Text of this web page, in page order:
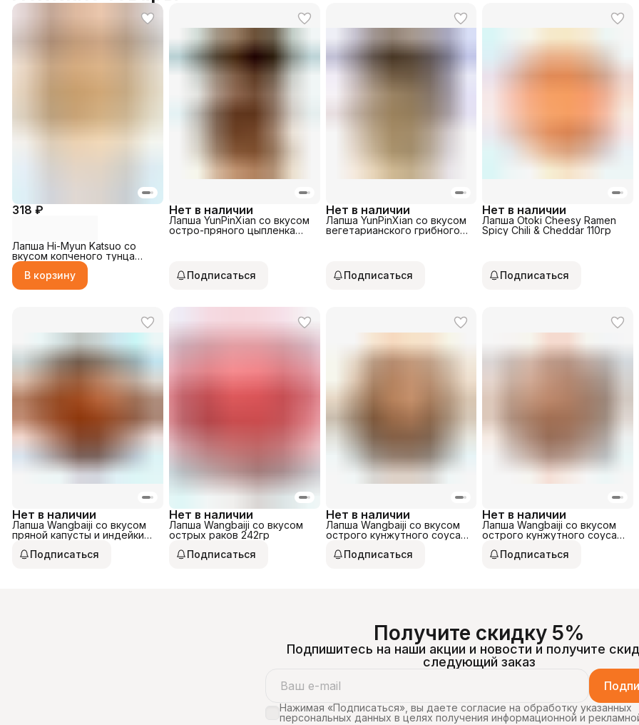
318 ₽
Лапша Hi-Myun Katsuo со
вкусом копченого тунца
230гр
В корзину
Нет в наличии
Лапша YunPinXian со вкусом
остро-пряного цыпленка
Подписаться
Нет в наличии
Лапша YunPinXian со вкусом
вегетарианского грибного
Подписаться
Нет в наличии
Лапша Otoki Cheesy Ramen
Spicy Chili & Cheddar 110гр
Подписаться
Нет в наличии
Лапша Wangbaiji со вкусом
пряной капусты и индейки
Подписаться
Нет в наличии
Лапша Wangbaiji со вкусом
острых раков 242гр
Подписаться
Нет в наличии
Лапша Wangbaiji со вкусом
острого кунжутного соуса
Подписаться
Нет в наличии
Лапша Wangbaiji со вкусом
острого кунжутного соуса
Подписаться
Получите скидку 5%
Подпишитесь на наши акции и новости и получите
следующий заказ
Нажимая «Подписаться», вы даете согласие на обработку указанных
персональных данных в целях получения информационной и